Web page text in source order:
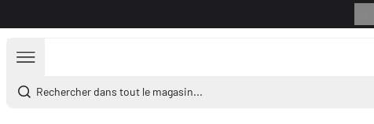
Rechercher dans tout le magasin...